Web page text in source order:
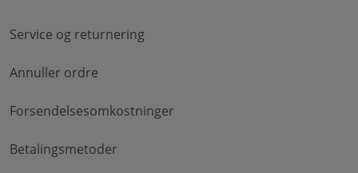
Service og returnering
Annuller ordre
Forsendelsesomkostninger
Betalingsmetoder